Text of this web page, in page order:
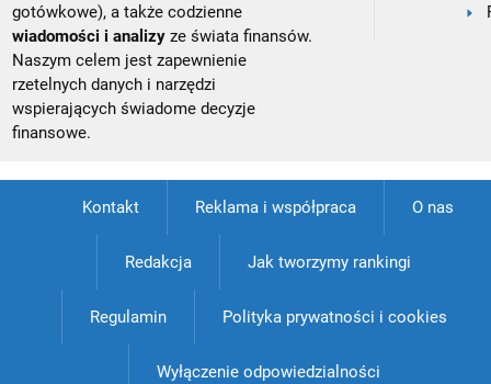
gotówkowe), a także codzienne
wiadomości i analizy ze świata finansów.
Naszym celem jest zapewnienie
rzetelnych danych i narzędzi
wspierających świadome decyzje
finansowe.
Kontakt Reklama i współpraca O nas
Redakcja Jak tworzymy rankingi
Regulamin Polityka prywatności i cookies
Wyłączenie odpowiedzialności